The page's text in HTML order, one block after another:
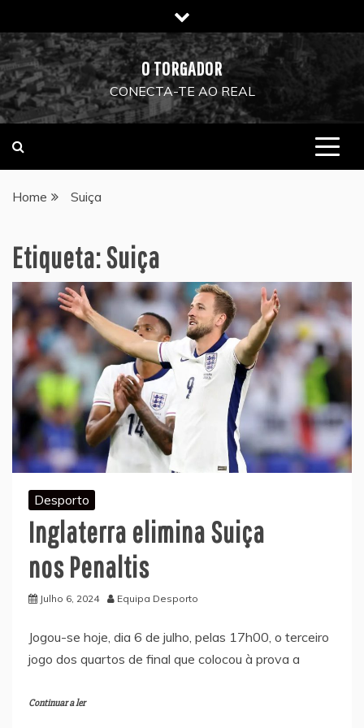
to
content
O TORGADOR
CONECTA-TE AO REAL
Home Suiça
Etiqueta:Suiça
Desporto
Inglaterra elimina Suiça
nos Penaltis
Julho 6, 2024 Equipa Desporto
Jogou-se hoje, dia 6 de julho, pelas 17h00, o terceiro
jogo dos quartos de final que colocou à prova a
Continuar a ler